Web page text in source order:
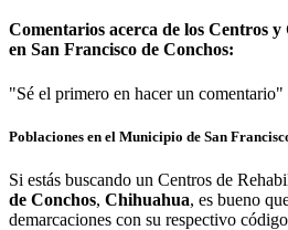
Comentarios acerca de los Centros
en San Francisco de Conchos:
"Sé el primero en hacer un comentario"
Poblaciones en el Municipio de San
Si estás buscando un Centros de
de Conchos, Chihuahua, es bueno
demarcaciones con su respectivo